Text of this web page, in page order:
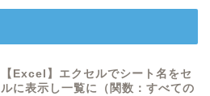
【Excel】エクセルでシート名をセ
ルに表示し一覧に（関数：すべての